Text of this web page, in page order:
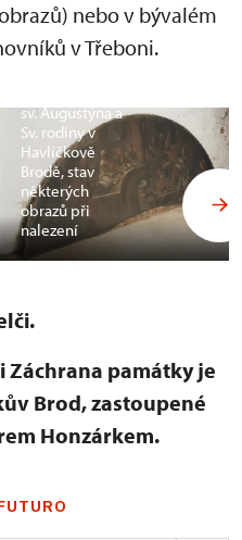
nebo v bývalém
v Třeboni.
Cyklus
sv. Augustýna a
Sv. rodiny v
Havlíčkově
Brodě, stav
některých
obrazů při
nalezení
Záchrana památky je
Brod, zastoupené
Honzárkem.